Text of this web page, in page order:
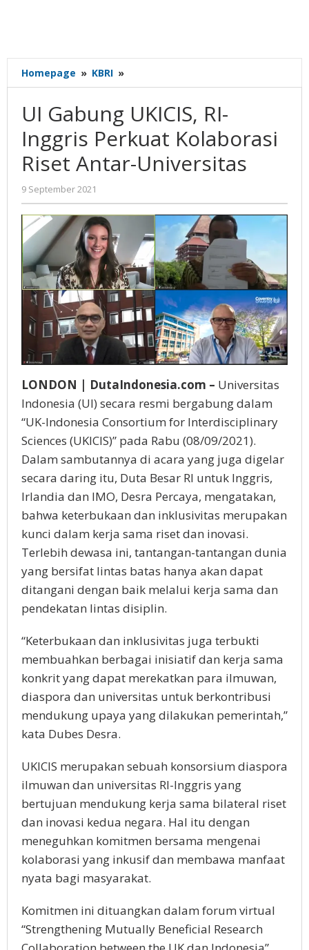
Homepage » KBRI »
Gabung
RI-
Inggris
Perkuat
Kolaborasi
Riset
Universitas
UI Gabung UKICIS, RI-
Inggris Perkuat Kolaborasi
Riset Antar-Universitas
9 September 2021
Gatot
Susanto
LONDON | DutaIndonesia.com – Universitas
Indonesia (UI) secara resmi bergabung dalam
“UK-Indonesia Consortium for Interdisciplinary
Sciences (UKICIS)” pada Rabu (08/09/2021).
Dalam sambutannya di acara yang juga digelar
secara daring itu, Duta Besar RI untuk Inggris,
Irlandia dan IMO, Desra Percaya, mengatakan,
bahwa keterbukaan dan inklusivitas merupakan
kunci dalam kerja sama riset dan inovasi.
Terlebih dewasa ini, tantangan-tantangan dunia
yang bersifat lintas batas hanya akan dapat
ditangani dengan baik melalui kerja sama dan
pendekatan lintas disiplin.
“Keterbukaan dan inklusivitas juga terbukti
membuahkan berbagai inisiatif dan kerja sama
konkrit yang dapat merekatkan para ilmuwan,
diaspora dan universitas untuk berkontribusi
mendukung upaya yang dilakukan pemerintah,”
kata Dubes Desra.
UKICIS merupakan sebuah konsorsium diaspora
ilmuwan dan universitas RI-Inggris yang
bertujuan mendukung kerja sama bilateral riset
dan inovasi kedua negara. Hal itu dengan
meneguhkan komitmen bersama mengenai
kolaborasi yang inkusif dan membawa manfaat
nyata bagi masyarakat.
Komitmen ini dituangkan dalam forum virtual
“Strengthening Mutually Beneficial Research